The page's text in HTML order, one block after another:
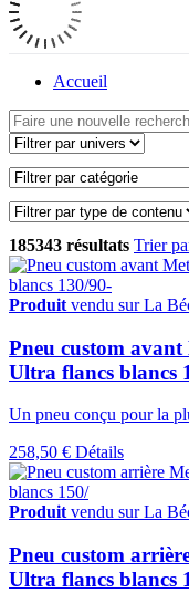
Accueil
185343 résultats Trier
Produit vendu sur La
Pneu custom
Ultra flancs blancs
Un pneu conçu pour la
258,50 € Détails
Produitvendu sur La
Pneu custom
Ultra flancs blancs